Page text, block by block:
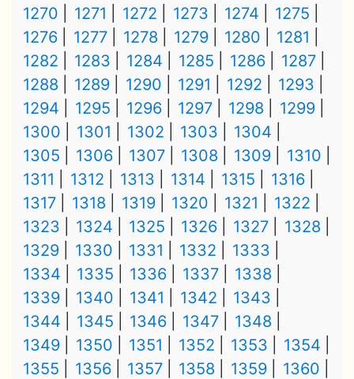
1270
1271 1272 1273 1274
1275
1276
1277 1278 1279 1280
1281
1282
1283 1284 1285 1286
1287
1288
1289 1290 1291 1292
1293
1294
1295 1296 1297 1298
1299
1300
1301 1302 1303
1304
1305
1306 1307 1308 1309
1310
1311
1312 1313 1314 1315
1316
1317
1318 1319 1320 1321
1322
1323
1324 1325 1326 1327
1328
1329
1330 1331 1332
1333
1334
1335 1336 1337
1338
1339
1340 1341 1342
1343
1344
1345 1346 1347
1348
1349
1350 1351 1352 1353
1354
1355
1356 1357 1358 1359
1360